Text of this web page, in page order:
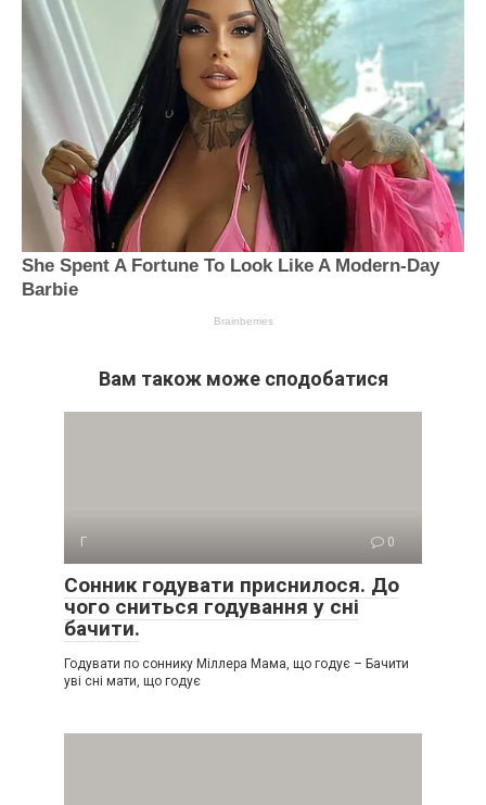
Вам також може сподобатися
Г 0
Сонник годувати приснилося. До
чого сниться годування у сні
бачити.
Годувати по соннику Міллера Мама, що годує – Бачити
уві сні мати, що годує